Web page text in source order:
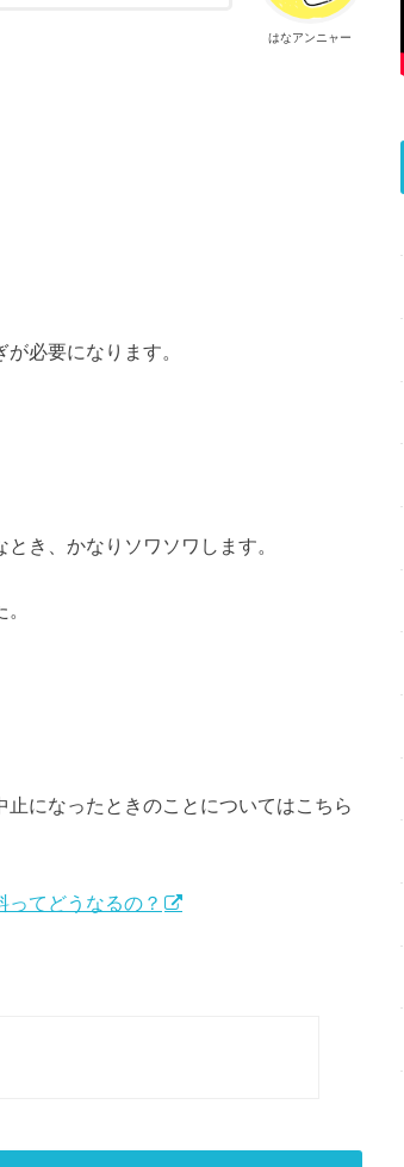
はなアンニャー
必要になります。
き、かなりソワソワします。
になったときのことについてはこちら
てどうなるの？